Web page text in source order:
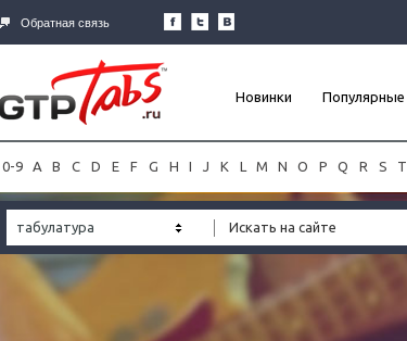
Обратная связь
Новинки Популярные
0-9 A B C D E F G H I J K L M N O P Q R S T
табулатура